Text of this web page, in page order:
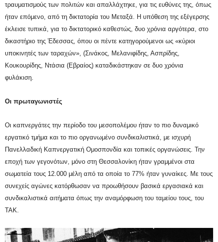
τραυματισμούς των πολιτών και απαλλάχτηκε, για τις ευθύνες της, όπως
ήταν επόμενο, από τη δικτατορία του Μεταξά. Η υπόθεση της εξέγερσης
έκλεισε τυπικά, για το δικτατορικό καθεστώς, δυο χρόνια αργότερα, στο
δικαστήριο της Έδεσσας, όπου οι πέντε κατηγορούμενοι ως «κύριοι
υποκινητές των ταραχών», (Σινάκος, Μελανιφίδης, Ασπρίδης,
Κουκουρίδης, Ντάσια (Εβραίος) καταδικάστηκαν σε δυο χρόνια
φυλάκιση.
Οι πρωταγωνιστές
Οι καπνεργάτες την περίοδο του μεσοπολέμου ήταν το πιο δυναμικό
εργατικό τμήμα και το πιο οργανωμένο συνδικαλιστικά, με ισχυρή
Πανελλαδική Καπνεργατική Ομοσπονδία και τοπικές οργανώσεις. Την
εποχή των γεγονότων, μόνο στη Θεσσαλονίκη ήταν γραμμένοι στα
σωματεία τους 12.000 μέλη από τα οποία το 77% ήταν γυναίκες. Με τους
συνεχείς αγώνες κατόρθωσαν να προωθήσουν βασικά εργασιακά και
συνδικαλιστικά αιτήματα όπως την αναμόρφωση του ταμείου τους, του
ΤΑΚ.